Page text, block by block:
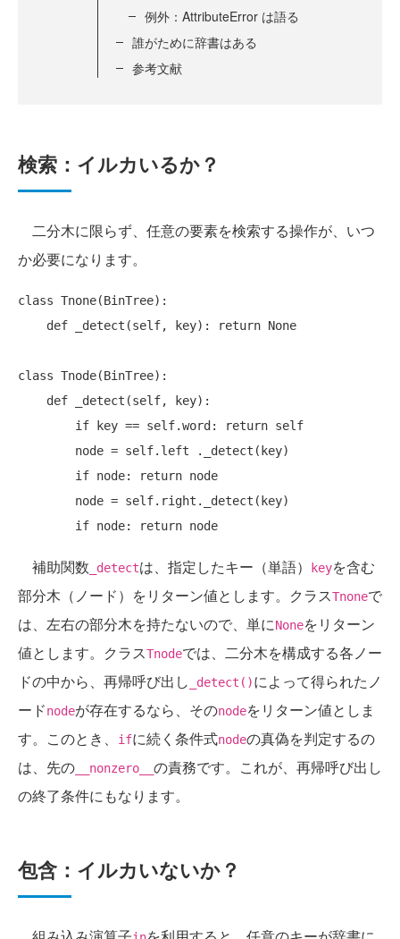
例外：AttributeError は語る
誰がために辞書はある
参考文献
検索：イルカいるか？
二分木に限らず、任意の要素を検索する操作が、いつ
か必要になります。
class Tnone(BinTree):
class Tnode(BinTree):
補助関数 _detectは、指定したキー（単語） keyを含む
部分木（ノード）をリターン値とします。クラスTnoneで
は、左右の部分木を持たないので、単にNoneをリターン
値とします。クラスTnodeでは、二分木を構成する各ノー
ドの中から、再帰呼び出し
_detect()によって得られたノ
ードnodeが存在するなら、そのnodeをリターン値としま
す。このとき、
ifに続く条件式nodeの真偽を判定するの
は、先の __nonzero__ の責務です。これが、再帰呼び出し
の終了条件にもなります。
包含：イルカいないか？